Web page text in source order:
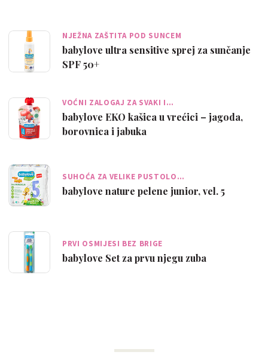
NJEŽNA ZAŠTITA POD SUNCEM
babylove ultra sensitive sprej za sunčanje
SPF 50+
VOĆNI ZALOGAJ ZA SVAKI I…
babylove EKO kašica u vrećici – jagoda,
borovnica i jabuka
SUHOĆA ZA VELIKE PUSTOLO…
babylove nature pelene junior, vel. 5
PRVI OSMIJESI BEZ BRIGE
babylove Set za prvu njegu zuba